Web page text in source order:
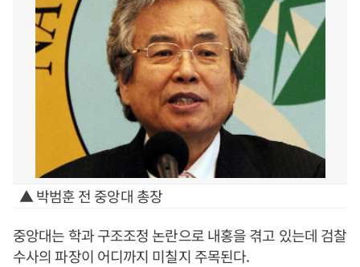
▲ 박범훈 전 중앙대 총장
중앙대는 학과 구조조정 논란으로 내홍을 겪고 있는데 검찰
수사의 파장이 어디까지 미칠지 주목된다.